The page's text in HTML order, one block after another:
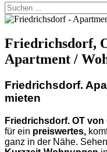
Suchen
nach:
Friedrichsdorf,
Apartment /
Friedrichsdorf.
mieten
Friedrichsdorf. OT von
für ein preiswertes,
ganz in der Nähe.